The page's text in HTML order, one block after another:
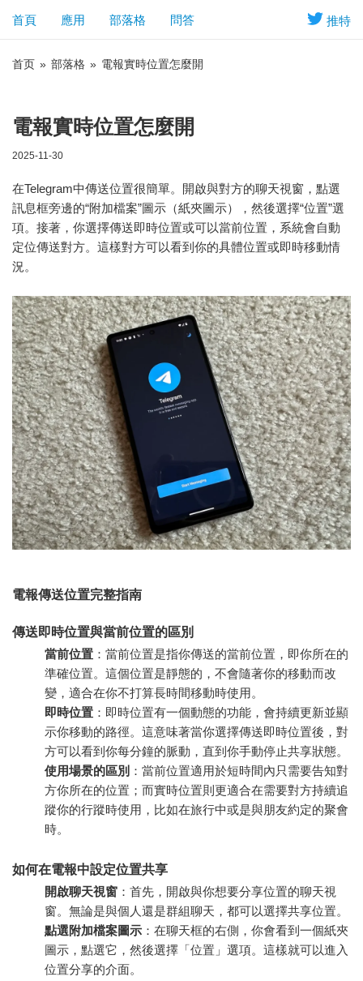
推特
首頁 應用 部落格 問答
首页 » 部落格 » 電報實時位置怎麼開
電報實時位置怎麼開
2025-11-30
在Telegram中傳送位置很簡單。開啟與對方的聊天視窗，點選
訊息框旁邊的“附加檔案”圖示（紙夾圖示），然後選擇“位置”選
項。接著，你選擇傳送即時位置或可以當前位置，系統會自動
定位傳送對方。這樣對方可以看到你的具體位置或即時移動情
況。
電報傳送位置完整指南
傳送即時位置與當前位置的區別
當前位置 ：當前位置是指你傳送的當前位置，即你所在的
準確位置。這個位置是靜態的，不會隨著你的移動而改
變，適合在你不打算長時間移動時使用。
即時位置 ：即時位置有一個動態的功能，會持續更新並顯
示你移動的路徑。這意味著當你選擇傳送即時位置後，對
方可以看到你每分鐘的脈動，直到你手動停止共享狀態。
使用場景的區別 ：當前位置適用於短時間內只需要告知對
方你所在的位置；而實時位置則更適合在需要對方持續追
蹤你的行蹤時使用，比如在旅行中或是與朋友約定的聚會
時。
如何在電報中設定位置共享
開啟聊天視窗 ：首先，開啟與你想要分享位置的聊天視
窗。無論是與個人還是群組聊天，都可以選擇共享位置。
點選附加檔案圖示 ：在聊天框的右側，你會看到一個紙夾
圖示，點選它，然後選擇「位置」選項。這樣就可以進入
位置分享的介面。